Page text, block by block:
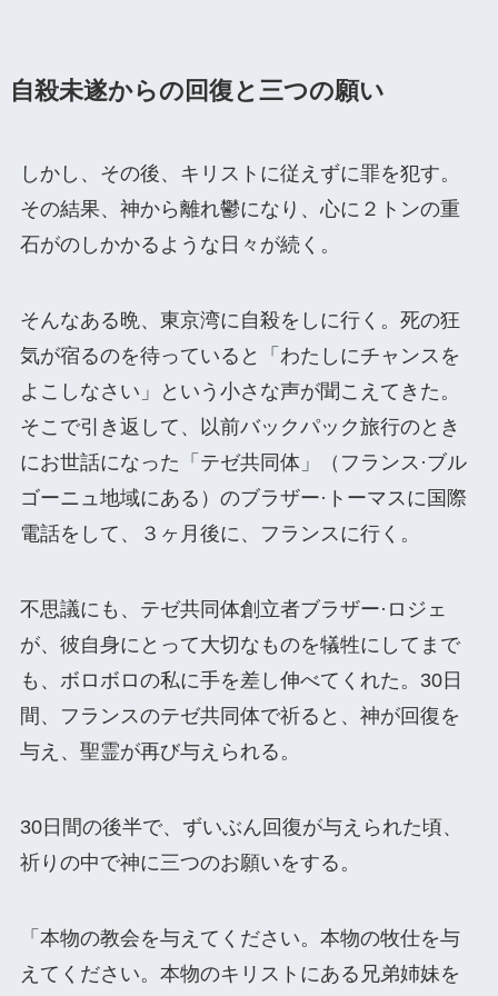
自殺未遂からの回復と三つの願い
しかし、その後、キリストに従えずに罪を犯す。
その結果、神から離れ鬱になり、心に２トンの重
石がのしかかるような日々が続く。
そんなある晩、東京湾に自殺をしに行く。死の狂
気が宿るのを待っていると「わたしにチャンスを
よこしなさい」という小さな声が聞こえてきた。
そこで引き返して、以前バックパック旅行のとき
にお世話になった「テゼ共同体」（フランス·ブル
ゴーニュ地域にある）のブラザー·トーマスに国際
電話をして、３ヶ月後に、フランスに行く。
不思議にも、テゼ共同体創立者ブラザー·ロジェ
が、彼自身にとって大切なものを犠牲にしてまで
も、ボロボロの私に手を差し伸べてくれた。30日
間、フランスのテゼ共同体で祈ると、神が回復を
与え、聖霊が再び与えられる。
30日間の後半で、ずいぶん回復が与えられた頃、
祈りの中で神に三つのお願いをする。
「本物の教会を与えてください。本物の牧仕を与
えてください。本物のキリストにある兄弟姉妹を